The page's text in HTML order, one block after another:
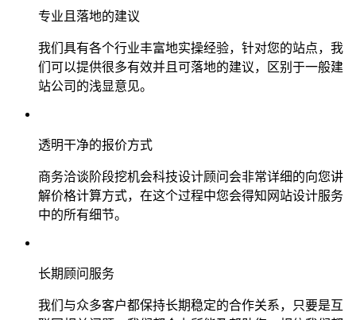
专业且落地的建议
我们具有各个行业丰富地实操经验，针对您的站点，我
们可以提供很多有效并且可落地的建议，区别于一般建
站公司的浅显意见。
透明干净的报价方式
商务洽谈阶段挖机会科技设计顾问会非常详细的向您讲
解价格计算方式，在这个过程中您会得知网站设计服务
中的所有细节。
长期顾问服务
我们与众多客户都保持长期稳定的合作关系，只要是互